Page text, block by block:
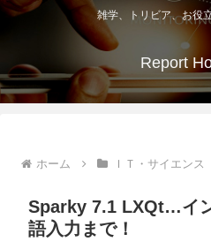
雑学、トリビア、お役
Report
ホーム ＩＴ・サイエンス
Sparky 7.1 LXQt…イ
語入力まで！